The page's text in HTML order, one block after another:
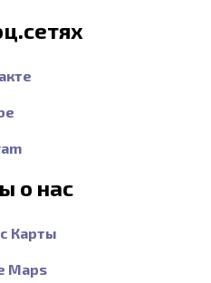
о нас
Карты
Maps